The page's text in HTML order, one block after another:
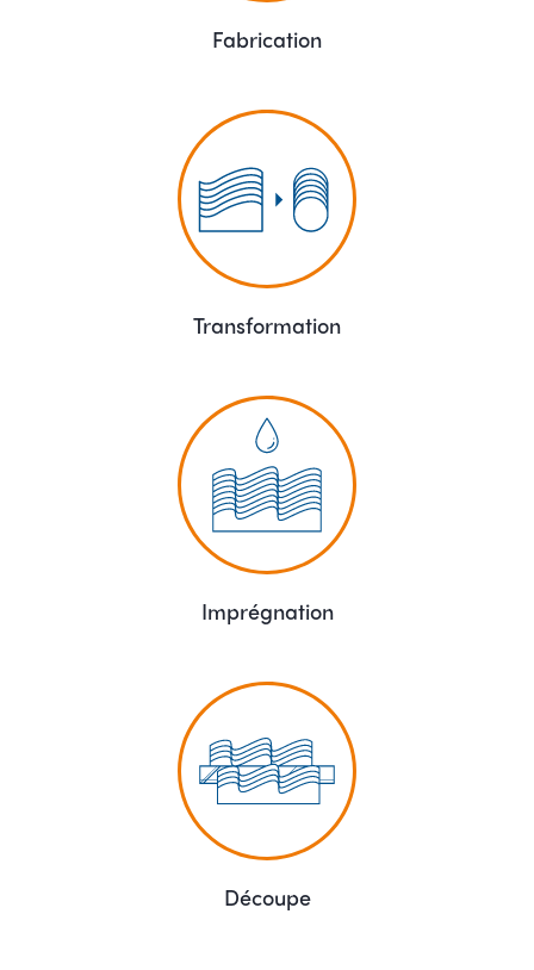
Fabrication
Transformation
Imprégnation
Découpe